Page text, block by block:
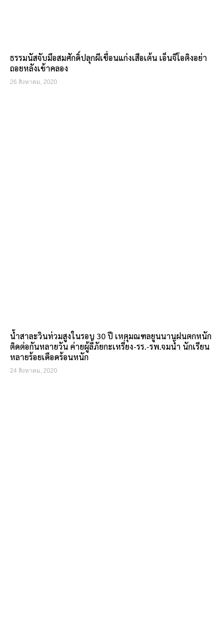
ธรรมนัสจับมือสมศักดิ์ปลุกผีเขื่อนแก่งเสือเต้น เอ็นจีโอติงอย่า
ถอยหลังเข้าคลอง
26 สิงหาคม, 2020
น้ำสาละวินท่วมสูงในรอบ 30 ปี เหตุมณฑลยูนนานฝนตกหนัก
ติดต่อกันหลายวัน ค่ายผู้ลี้ภัยกะเหรี่ยง-รร.-รพ.จมน้ำ นักเรียน
หลายร้อยเดือดร้อนหนัก
24 สิงหาคม, 2020